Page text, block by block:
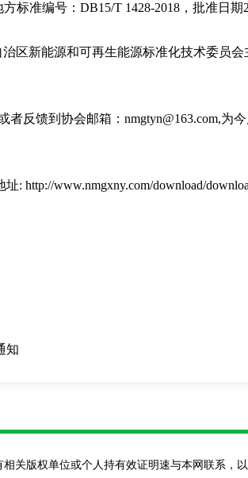
方标准编号 ：DB15/T 1428-2018， 批准日期
治区新能源和可再生能源标准化技术委员
者反馈到协会邮箱 ：nmgtyn@163.com,为
址: http://www.nmgxny.com/download/
知
关版权单位或个人持有效证明速与本网联系，以